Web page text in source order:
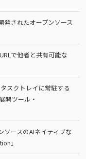
されたオープンソース
で他者と共有可能な
スクトレイに常駐する
開ツール・
ースのAIネイティブな
」